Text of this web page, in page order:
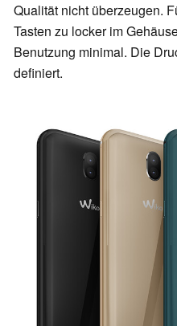
Qualität nicht überzeugen.
Tasten zu locker im
Benutzung minimal. Die
definiert.